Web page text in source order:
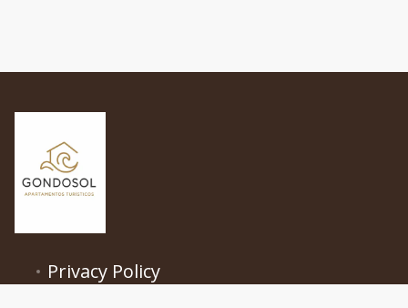
Privacy Policy